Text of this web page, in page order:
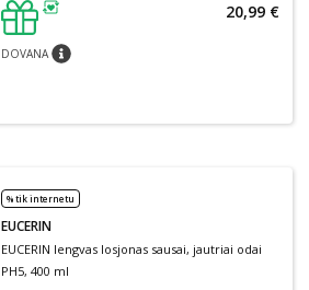
patarimas
DOVANApatarimas
20,99 €
% tik internetu
EUCERIN
EUCERIN lengvas losjonas sausai, jautriai odai
PH5, 400 ml